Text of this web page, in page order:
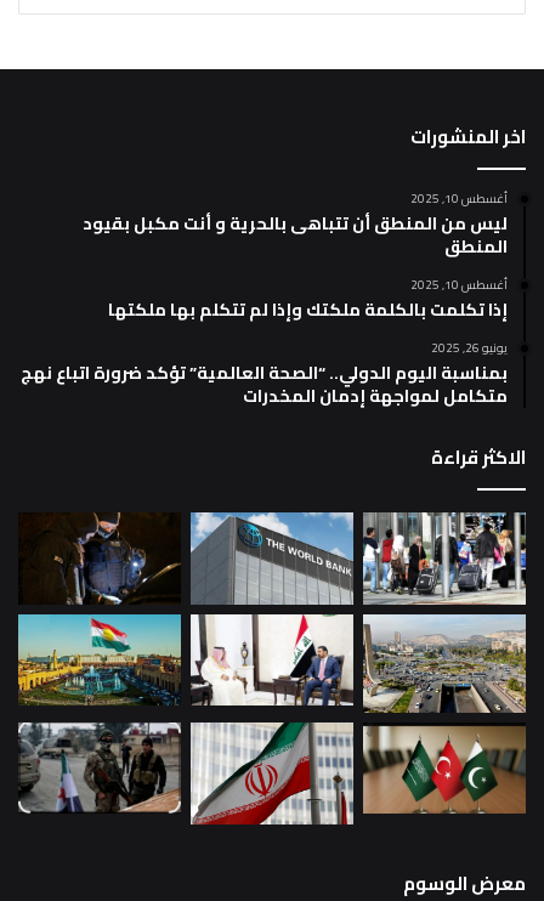
اخر المنشورات
أغسطس 10, 2025
ليس من المنطق أن تتباهى بالحرية و أنت مكبل بقيود
المنطق
أغسطس 10, 2025
إذا تكلمت بالكلمة ملكتك وإذا لم تتكلم بها ملكتها
يونيو 26, 2025
بمناسبة اليوم الدولي.. “الصحة العالمية” تؤكد ضرورة اتباع نهج
متكامل لمواجهة إدمان المخدرات
الاكثر قراءة
معرض الوسوم